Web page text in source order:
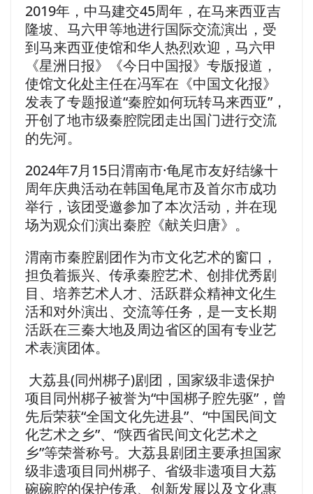
2019年，中马建交45周年，在马来西亚吉
隆坡、马六甲等地进行国际交流演出，受
到马来西亚使馆和华人热烈欢迎，马六甲
《星洲日报》《今日中国报》专版报道，
使馆文化处主任在冯军在《中国文化报》
发表了专题报道“秦腔如何玩转马来西亚”，
开创了地市级秦腔院团走出国门进行交流
的先河。
2024年7月15日渭南市·龟尾市友好结缘十
周年庆典活动在韩国龟尾市及首尔市成功
举行，该团受邀参加了本次活动，并在现
场为观众们演出秦腔《献关归唐》。
渭南市秦腔剧团作为市文化艺术的窗口，
担负着振兴、传承秦腔艺术、创排优秀剧
目、培养艺术人才、活跃群众精神文化生
活和对外演出、交流等任务，是一支长期
活跃在三秦大地及周边省区的国有专业艺
术表演团体。
大荔县(同州梆子)剧团，国家级非遗保护
项目同州梆子被誉为“中国梆子腔先驱”，曾
先后荣获“全国文化先进县”、“中国民间文
化艺术之乡”、“陕西省民间文化艺术之
乡”等荣誉称号。大荔县剧团主要承担国家
级非遗项目同州梆子、省级非遗项目大荔
碗碗腔的保护传承、创新发展以及文化惠